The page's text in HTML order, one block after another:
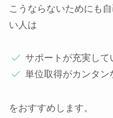
こうならないためにも
い人は
サポートが充実して
単位取得がカンタン
をおすすめします。